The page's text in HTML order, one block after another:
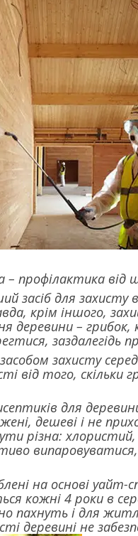
профілактика від
для захисту
крім іншого,
деревини –
заздалегідь
захисту
від того,
для
дешеві і не
різна:
на основі
кожні 4 роки в
пахнуть і для
деревині не